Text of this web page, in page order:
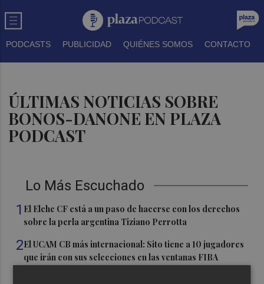
PODCASTS PUBLICIDAD QUIÉNES SOMOS CONTACTO
ÚLTIMAS NOTICIAS SOBRE
BONOS-DANONE EN PLAZA
PODCAST
Lo Más Escuchado
1 El Elche CF está a un paso de hacerse con los derechos
sobre la perla argentina Tiziano Perrotta
2El UCAM CB más internacional: Sito tiene a 10 jugadores
que irán con sus selecciones en las ventanas FIBA